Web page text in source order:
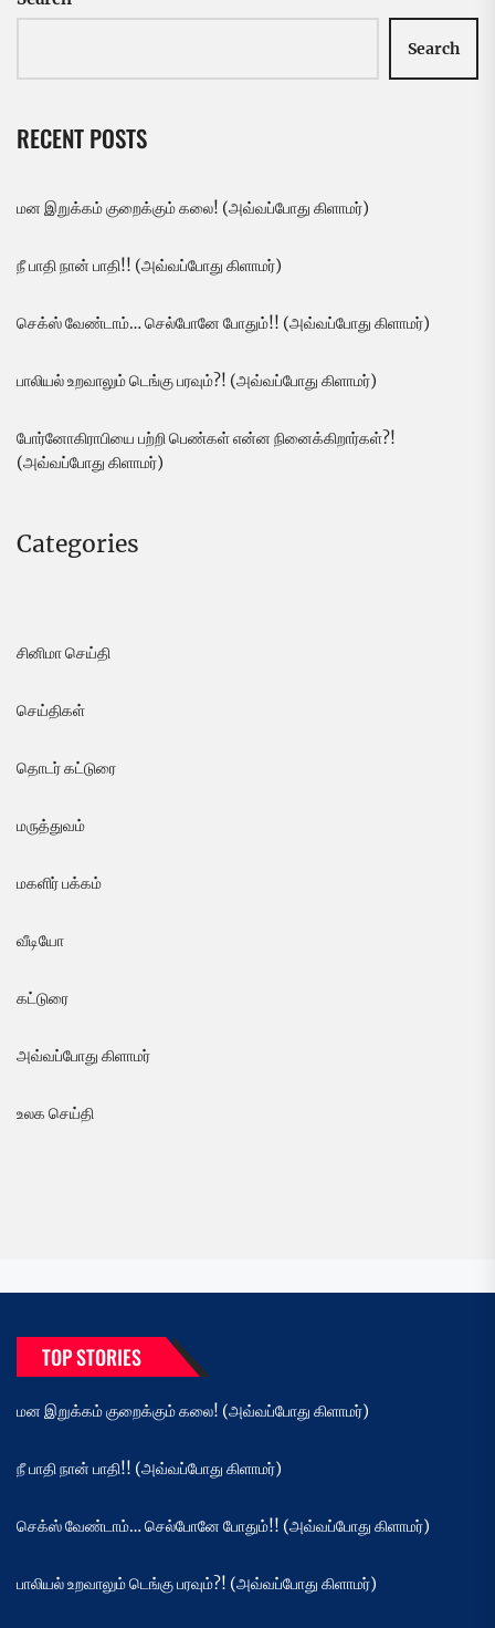
Search
RECENT POSTS
மன இறுக்கம் குறைக்கும் கலை! (அவ்வப்போது கிளாமர்)
நீ பாதி நான் பாதி!! (அவ்வப்போது கிளாமர்)
செக்ஸ் வேண்டாம்… செல்போனே போதும்!! (அவ்வப்போது கிளாமர்)
பாலியல் உறவாலும் டெங்கு பரவும்?! (அவ்வப்போது கிளாமர்)
போர்னோகிராபியை பற்றி பெண்கள் என்ன நினைக்கிறார்கள்?!
(அவ்வப்போது கிளாமர்)
Categories
சினிமா செய்தி
செய்திகள்
தொடர் கட்டுரை
மருத்துவம்
மகளிர் பக்கம்
வீடியோ
கட்டுரை
அவ்வப்போது கிளாமர்
உலக செய்தி
TOP STORIES
மன இறுக்கம் குறைக்கும் கலை! (அவ்வப்போது கிளாமர்)
நீ பாதி நான் பாதி!! (அவ்வப்போது கிளாமர்)
செக்ஸ் வேண்டாம்… செல்போனே போதும்!! (அவ்வப்போது கிளாமர்)
பாலியல் உறவாலும் டெங்கு பரவும்?! (அவ்வப்போது கிளாமர்)